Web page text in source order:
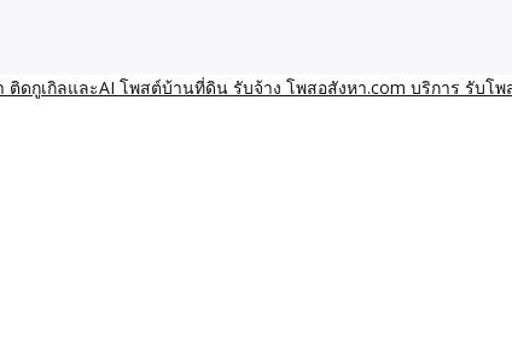
พสขายบ้าน ราคาถูก อสั
บริการ รับโพส ประ
ฆษณา ไม่มีค่านายหน้า โพสอสังหา รับจ้างโพสขายบ้านบริการ รับจ้